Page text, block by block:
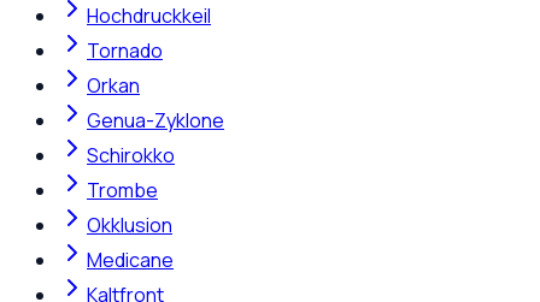
Hochdruckkeil
Tornado
Orkan
Genua-Zyklone
Schirokko
Trombe
Okklusion
Medicane
Kaltfront